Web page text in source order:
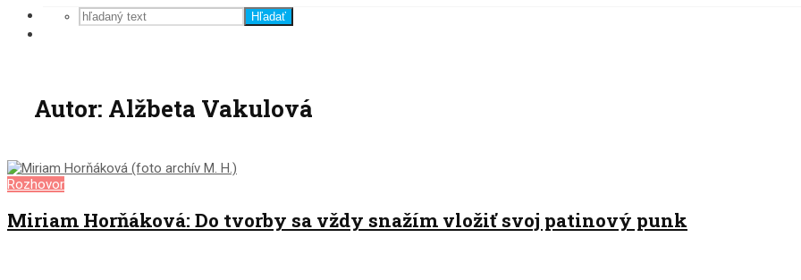
Hľadať
Autor: Alžbeta Vakulová
Rozhovor
Miriam Horňáková: Do tvorby sa vždy snažím vložiť svoj patinový punk